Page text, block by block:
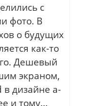
с
фото. В
о будущих
как-то
Дешевый
экраном,
в дизайне а-
и тому...